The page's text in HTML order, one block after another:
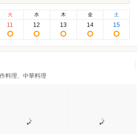
火
11
水
12
木
13
金
14
土
15
料理、中華料理